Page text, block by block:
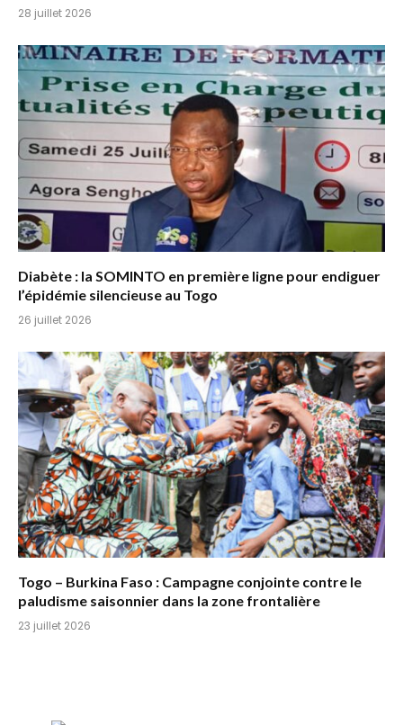
28 juillet 2026
Diabète : la SOMINTO en première ligne pour endiguer
l’épidémie silencieuse au Togo
26 juillet 2026
Togo – Burkina Faso : Campagne conjointe contre le
paludisme saisonnier dans la zone frontalière
23 juillet 2026